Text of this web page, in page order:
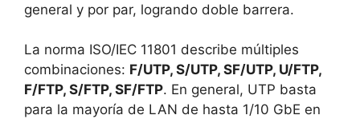
general y por par, logrando doble barrera.
La norma ISO/IEC 11801 describe múltiples
combinaciones: F/UTP, S/UTP, SF/UTP, U/FTP,
F/FTP, S/FTP, SF/FTP. En general, UTP basta
para la mayoría de LAN de hasta 1/10 GbE en